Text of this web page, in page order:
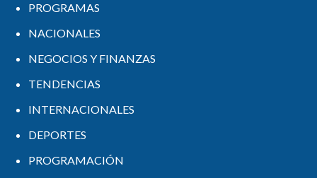
PROGRAMAS
NACIONALES
NEGOCIOS Y FINANZAS
TENDENCIAS
INTERNACIONALES
DEPORTES
PROGRAMACIÓN